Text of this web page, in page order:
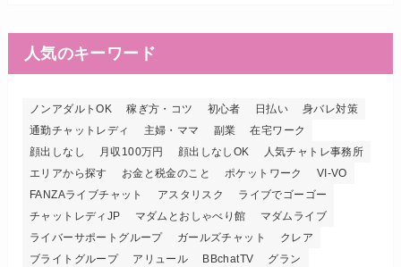
人気のキーワード
ノンアダルトOK 稼ぎ方・コツ 初心者 日払い
身バレ対策
通勤チャットレディ
主婦・ママ 副業
在宅ワーク
顔出しなし
月収100万円 顔出しなしOK
人気チャトレ事務所
エリアから探す
お金と税金のこと ポケットワーク
VI-VO
FANZAライブチャット
アスタリスク
ライブでゴーゴー
チャットレディJP
マダムとおしゃべり館
マダムライブ
ライバーサポートグループ
ガールズチャット
クレア
ブライトグループ
アリュール BBchatTV
グラン